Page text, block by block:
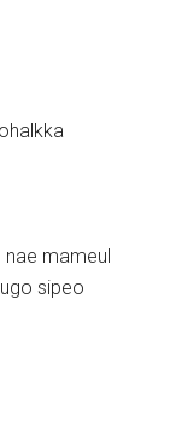
mameul
sipeo